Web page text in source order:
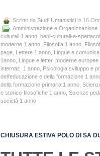
Scritto da Studi Umanistici in 16
Amministrazione e Organizzazione
culturali 1 anno beni-culturali-e-
moderne 1 anno Filosofia 1 anno
page Lettere 1 anno Lingue e
1anno Lingue e letter. moderne
internaz. 1 anno Psicologia sviluppo e
dell’educazione e della formazione 1
della formazione primaria 1 anno
e storico-filosofiche 1 anno Scienze
società 1 anno
CHIUSURA ESTIVA POLO DI SA